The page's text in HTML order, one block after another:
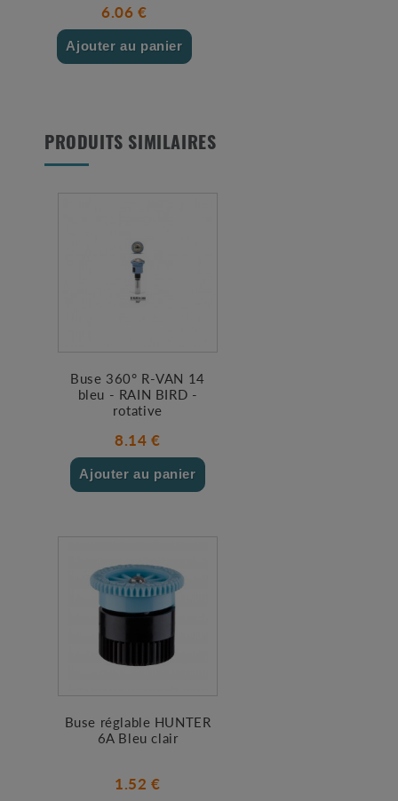
6.06 €
Ajouter au panier
PRODUITS SIMILAIRES
Buse 360° R-VAN 14
bleu - RAIN BIRD -
rotative
8.14 €
Ajouter au panier
Buse réglable HUNTER
6A Bleu clair
1.52 €